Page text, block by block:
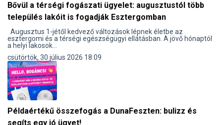
Bővül a térségi fogászati ügyelet: augusztustól több
település lakóit is fogadják Esztergomban
Augusztus 1-jétől kedvező változások lépnek életbe az
esztergomi és a térségi egészségügyi ellátásban. A jövő hónaptól
a helyi lakosok...
csütörtök, 30 július 2026 18:09
Példaértékű összefogás a DunaFeszten: bulizz és
segíts egy jó ügyet!